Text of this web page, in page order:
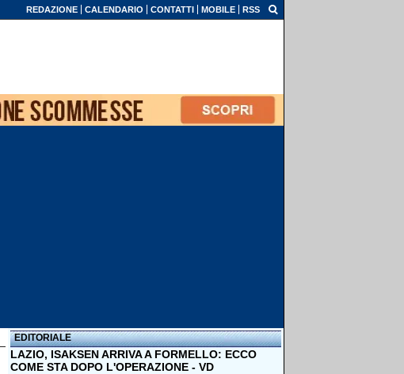
REDAZIONE CALENDARIO CONTATTI MOBILE RSS
EDITORIALE
LAZIO, ISAKSEN ARRIVA A FORMELLO: ECCO
COME STA DOPO L'OPERAZIONE - VD